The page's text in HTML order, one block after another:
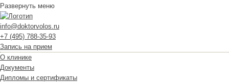
Развернуть меню
info@doktorvolos.ru
+7 (495) 788-35-93
Запись на прием
О клинике
Документы
Дипломы и сертификаты